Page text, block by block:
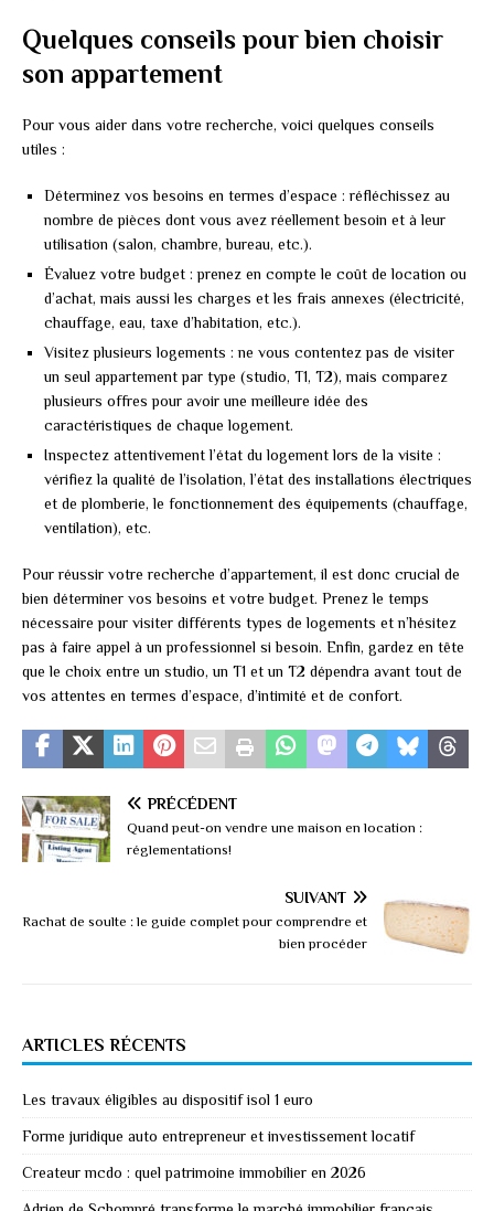
Quelques conseils pour bien choisir
son appartement
Pour vous aider dans votre recherche, voici quelques conseils
utiles :
Déterminez vos besoins en termes d’espace : réfléchissez au
nombre de pièces dont vous avez réellement besoin et à leur
utilisation (salon, chambre, bureau, etc.).
Évaluez votre budget : prenez en compte le coût de location ou
d’achat, mais aussi les charges et les frais annexes (électricité,
chauffage, eau, taxe d’habitation, etc.).
Visitez plusieurs logements : ne vous contentez pas de visiter
un seul appartement par type (studio, T1, T2), mais comparez
plusieurs offres pour avoir une meilleure idée des
caractéristiques de chaque logement.
Inspectez attentivement l’état du logement lors de la visite :
vérifiez la qualité de l’isolation, l’état des installations électriques
et de plomberie, le fonctionnement des équipements (chauffage,
ventilation), etc.
Pour réussir votre recherche d’appartement, il est donc crucial de
bien déterminer vos besoins et votre budget. Prenez le temps
nécessaire pour visiter différents types de logements et n’hésitez
pas à faire appel à un professionnel si besoin. Enfin, gardez en tête
que le choix entre un studio, un T1 et un T2 dépendra avant tout de
vos attentes en termes d’espace, d’intimité et de confort.
PRÉCÉDENT
Quand peut-on vendre une maison en location :
réglementations!
SUIVANT
Rachat de soulte : le guide complet pour comprendre et
bien procéder
ARTICLES RÉCENTS
Les travaux éligibles au dispositif isol 1 euro
Forme juridique auto entrepreneur et investissement locatif
Createur mcdo : quel patrimoine immobilier en 2026